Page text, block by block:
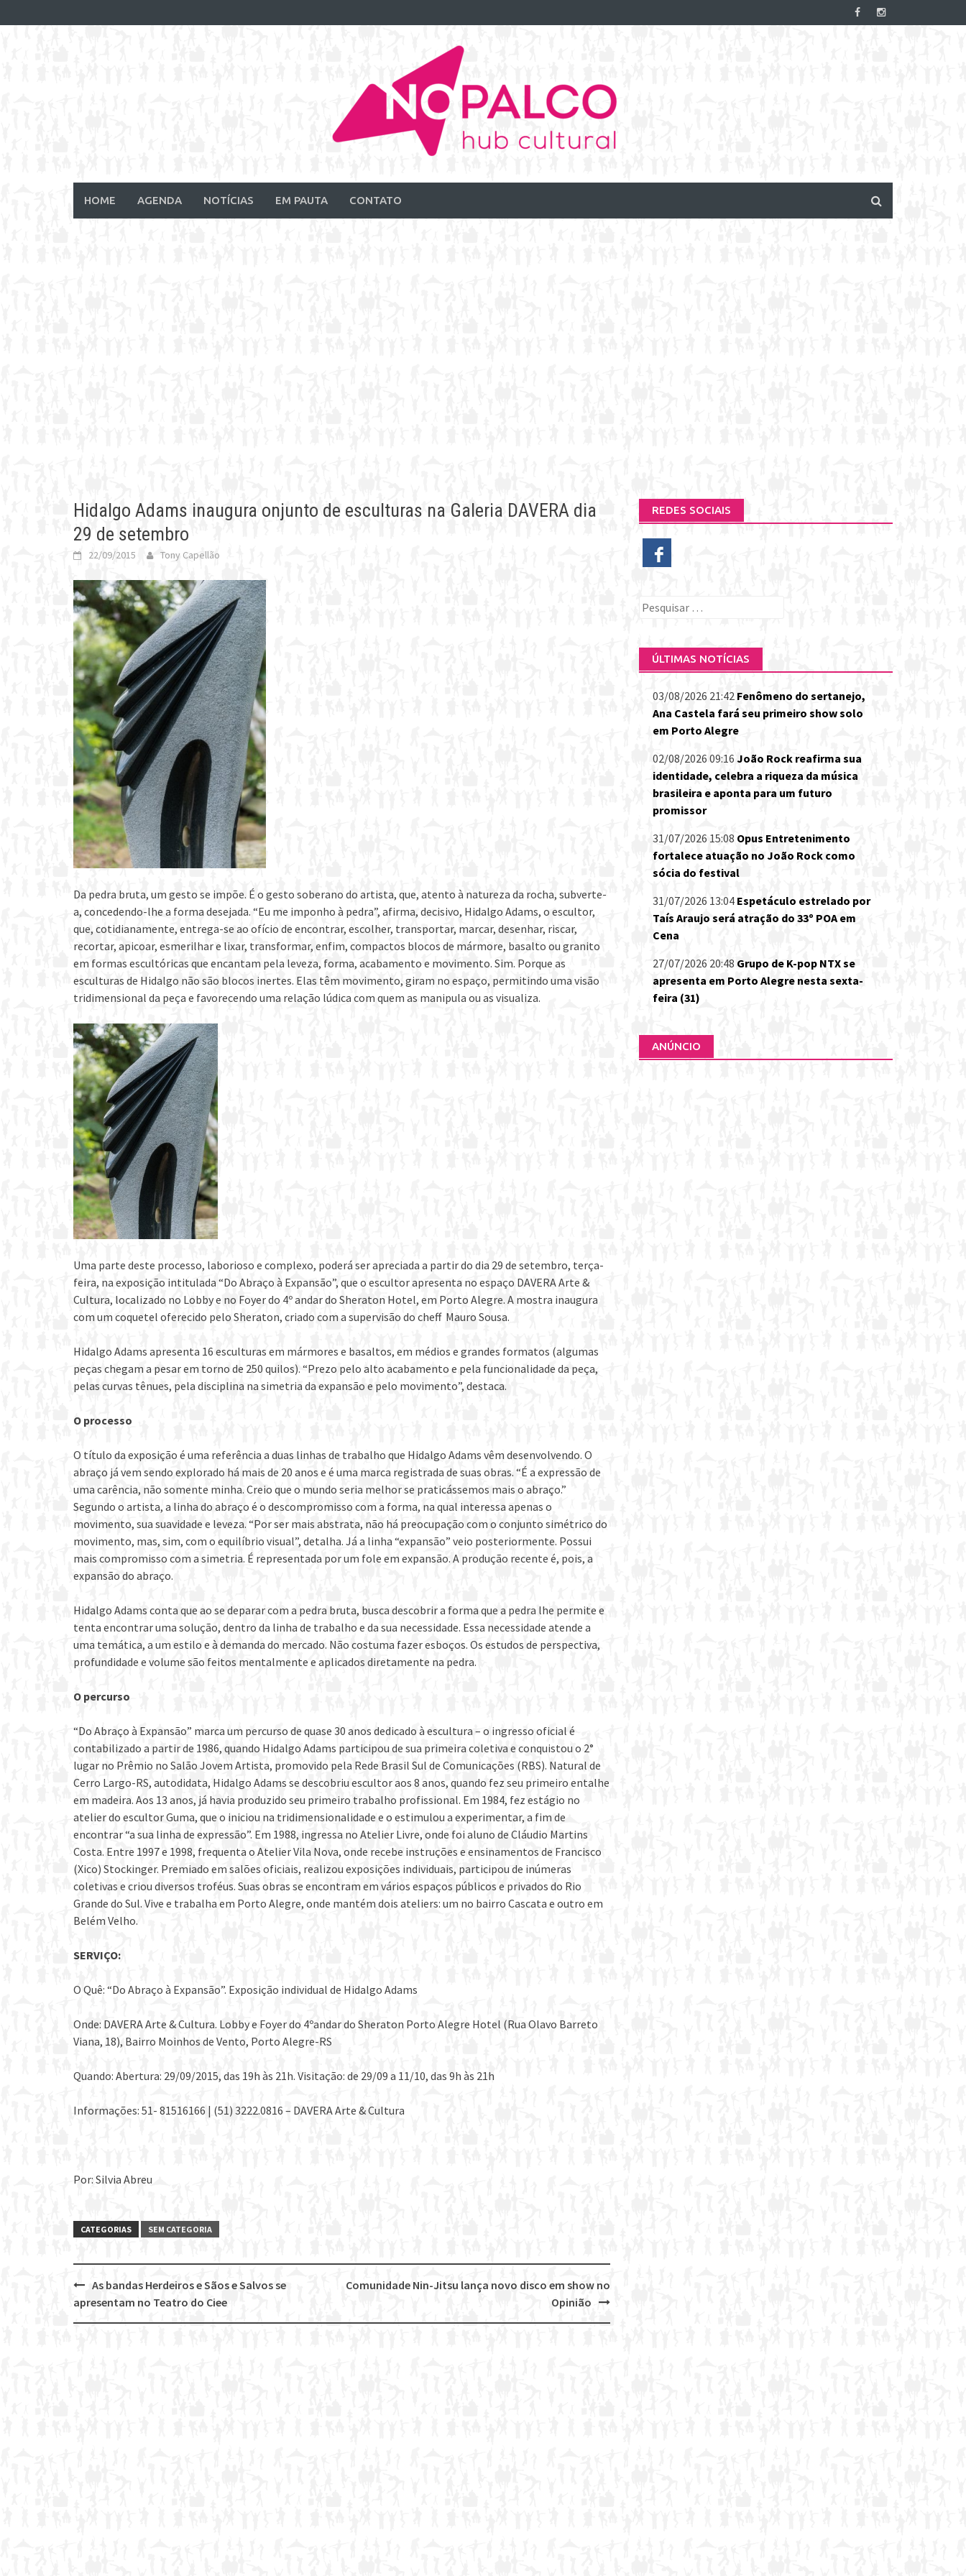
to
HOME AGENDA NOTÍCIAS EM PAUTA CONTATO
Hidalgo Adams inaugura onjunto de esculturas na Galeria DAVERA dia
29 de setembro
22/09/2015 Tony Capellão
Da pedra bruta, um gesto se impõe. É o gesto soberano do artista, que, atento à natureza da rocha, subverte-
a, concedendo-lhe a forma desejada. “Eu me imponho à pedra”, afirma, decisivo, Hidalgo Adams, o escultor,
que, cotidianamente, entrega-se ao ofício de encontrar, escolher, transportar, marcar, desenhar, riscar,
recortar, apicoar, esmerilhar e lixar, transformar, enfim, compactos blocos de mármore, basalto ou granito
em formas escultóricas que encantam pela leveza, forma, acabamento e movimento. Sim. Porque as
esculturas de Hidalgo não são blocos inertes. Elas têm movimento, giram no espaço, permitindo uma visão
tridimensional da peça e favorecendo uma relação lúdica com quem as manipula ou as visualiza.
Uma parte deste processo, laborioso e complexo, poderá ser apreciada a partir do dia 29 de setembro, terça-
feira, na exposição intitulada “Do Abraço à Expansão”, que o escultor apresenta no espaço DAVERA Arte &
Cultura, localizado no Lobby e no Foyer do 4º andar do Sheraton Hotel, em Porto Alegre. A mostra inaugura
com um coquetel oferecido pelo Sheraton, criado com a supervisão do cheff Mauro Sousa.
Hidalgo Adams apresenta 16 esculturas em mármores e basaltos, em médios e grandes formatos (algumas
peças chegam a pesar em torno de 250 quilos). “Prezo pelo alto acabamento e pela funcionalidade da peça,
pelas curvas tênues, pela disciplina na simetria da expansão e pelo movimento”, destaca.
O processo
O título da exposição é uma referência a duas linhas de trabalho que Hidalgo Adams vêm desenvolvendo. O
abraço já vem sendo explorado há mais de 20 anos e é uma marca registrada de suas obras. “É a expressão de
uma carência, não somente minha. Creio que o mundo seria melhor se praticássemos mais o abraço.”
Segundo o artista, a linha do abraço é o descompromisso com a forma, na qual interessa apenas o
movimento, sua suavidade e leveza. “Por ser mais abstrata, não há preocupação com o conjunto simétrico do
movimento, mas, sim, com o equilíbrio visual”, detalha. Já a linha “expansão” veio posteriormente. Possui
mais compromisso com a simetria. É representada por um fole em expansão. A produção recente é, pois, a
expansão do abraço.
Hidalgo Adams conta que ao se deparar com a pedra bruta, busca descobrir a forma que a pedra lhe permite e
tenta encontrar uma solução, dentro da linha de trabalho e da sua necessidade. Essa necessidade atende a
uma temática, a um estilo e à demanda do mercado. Não costuma fazer esboços. Os estudos de perspectiva,
profundidade e volume são feitos mentalmente e aplicados diretamente na pedra.
O percurso
“Do Abraço à Expansão” marca um percurso de quase 30 anos dedicado à escultura – o ingresso oficial é
contabilizado a partir de 1986, quando Hidalgo Adams participou de sua primeira coletiva e conquistou o 2°
lugar no Prêmio no Salão Jovem Artista, promovido pela Rede Brasil Sul de Comunicações (RBS). Natural de
Cerro Largo-RS, autodidata, Hidalgo Adams se descobriu escultor aos 8 anos, quando fez seu primeiro entalhe
em madeira. Aos 13 anos, já havia produzido seu primeiro trabalho profissional. Em 1984, fez estágio no
atelier do escultor Guma, que o iniciou na tridimensionalidade e o estimulou a experimentar, a fim de
encontrar “a sua linha de expressão”. Em 1988, ingressa no Atelier Livre, onde foi aluno de Cláudio Martins
Costa. Entre 1997 e 1998, frequenta o Atelier Vila Nova, onde recebe instruções e ensinamentos de Francisco
(Xico) Stockinger. Premiado em salões oficiais, realizou exposições individuais, participou de inúmeras
coletivas e criou diversos troféus. Suas obras se encontram em vários espaços públicos e privados do Rio
Grande do Sul. Vive e trabalha em Porto Alegre, onde mantém dois ateliers: um no bairro Cascata e outro em
Belém Velho.
SERVIÇO:
O Quê: “Do Abraço à Expansão”. Exposição individual de Hidalgo Adams
Onde: DAVERA Arte & Cultura. Lobby e Foyer do 4ºandar do Sheraton Porto Alegre Hotel (Rua Olavo Barreto
Viana, 18), Bairro Moinhos de Vento, Porto Alegre-RS
Quando: Abertura: 29/09/2015, das 19h às 21h. Visitação: de 29/09 a 11/10, das 9h às 21h
Informações: 51- 81516166 | (51) 3222.0816 – DAVERA Arte & Cultura
Por: Silvia Abreu
CATEGORIAS SEM CATEGORIA
Post
navigation
Comunidade Nin-Jitsu lança novo disco em show no
Opinião
As bandas Herdeiros e Sãos e Salvos se
apresentam no Teatro do Ciee
REDES SOCIAIS
Pesquisar
ÚLTIMAS NOTÍCIAS
03/08/2026 21:42 Fenômeno do sertanejo,
Ana Castela fará seu primeiro show solo
em Porto Alegre
02/08/2026 09:16 João Rock reafirma sua
identidade, celebra a riqueza da música
brasileira e aponta para um futuro
promissor
31/07/2026 15:08 Opus Entretenimento
fortalece atuação no João Rock como
sócia do festival
31/07/2026 13:04 Espetáculo estrelado por
Taís Araujo será atração do 33º POA em
Cena
27/07/2026 20:48 Grupo de K-pop NTX se
apresenta em Porto Alegre nesta sexta-
feira (31)
ANÚNCIO